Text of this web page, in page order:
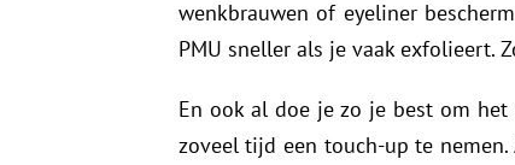
wenkbrauwen of eyeliner
PMU sneller als je vaak exfolieert.
En ook al doe je zo je best om
zoveel tijd een touch-up te